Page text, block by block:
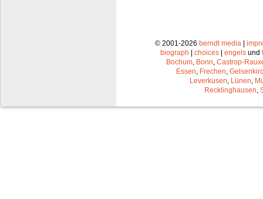
© 2001-2026 berndt media|
biograph | choices | engels und
Bochum, Bonn, Castrop-
Essen, Frechen,
Leverkusen, Lünen,
Recklinghausen,